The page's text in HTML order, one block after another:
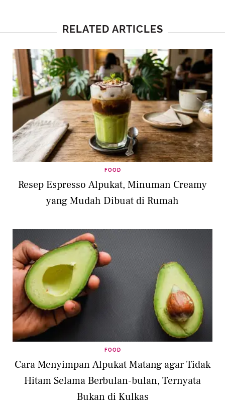
RELATED ARTICLES
FOOD
Resep Espresso Alpukat, Minuman Creamy
yang Mudah Dibuat di Rumah
FOOD
Cara Menyimpan Alpukat Matang agar Tidak
Hitam Selama Berbulan-bulan, Ternyata
Bukan di Kulkas